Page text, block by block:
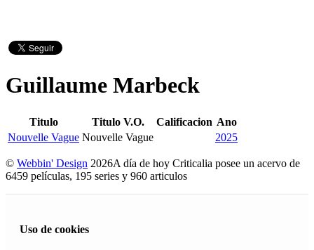
Guillaume Marbeck
Titulo Titulo V.O. Calificacion Ano
Nouvelle Vague Nouvelle Vague 2025
© Webbin' Design 2026A día de hoy Criticalia posee un acervo de
6459 películas, 195 series y 960 articulos
Uso de cookies